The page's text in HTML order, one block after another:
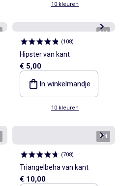
10 kleuren
1/4
(108)
Hipster van kant
€ 5,00
In winkelmandje
10 kleuren
1/4
(708)
Triangelbeha van kant
€ 10,00